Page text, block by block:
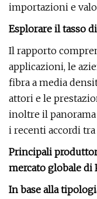
importazioni e
Esplorare il tasso
Il rapporto
applicazioni, le
fibra a media
attori e le
inoltre il panorama
i recenti accordi
Principali
mercato globale
In base alla